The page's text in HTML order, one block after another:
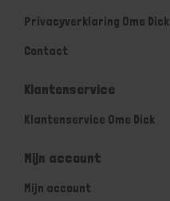
Privacyverklaring Ome Dick
Contact
Klantenservice
Klantenservice Ome Dick
Mijn account
Mijn account